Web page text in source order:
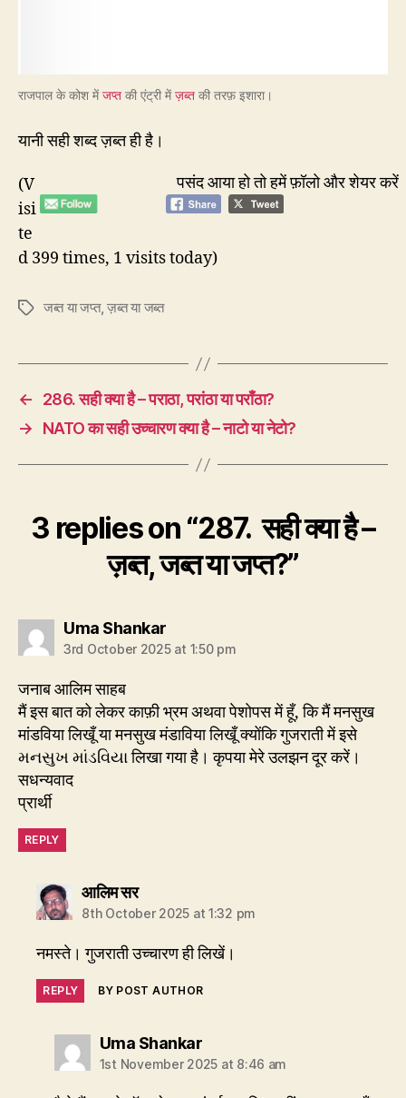
राजपाल के कोश मेंजप्त की एंट्री मेंज़ब्त की तरफ़ इशारा।
यानी सही शब्द ज़ब्त ही है।
पसंद आया हो तो हमें फ़ॉलो और शेयर करें
(V
isi
te
d 399 times, 1 visits today)
Tagsजब्त या जप्त,ज़ब्त या जब्त
←
286. सही क्या है – पराठा, परांठा या पराँठा?
→
NATO का सही उच्चारण क्या है – नाटो या नेटो?
3 replies on “287. सही क्या है –
ज़ब्त, जब्त या जप्त?”
Uma Shankarsays:
3rd October 2025 at 1:50 pm
जनाब आलिम साहब
मैं इस बात को लेकर काफ़ी भ्रम अथवा पेशोपस में हूँ, कि मैं मनसुख
मांडविया लिखूँ या मनसुख मंडाविया लिखूँ क्योंकि गुजराती में इसे
મનસુખ માંડવિયા लिखा गया है। कृपया मेरे उलझन दूर करें।
सधन्यवाद
प्रार्थी
REPLY
आलिम सरsays:
8th October 2025 at 1:32 pm
नमस्ते। गुजराती उच्चारण ही लिखें।
REPLY BY POST AUTHOR
Uma Shankarsays:
1st November 2025 at 8:46 am